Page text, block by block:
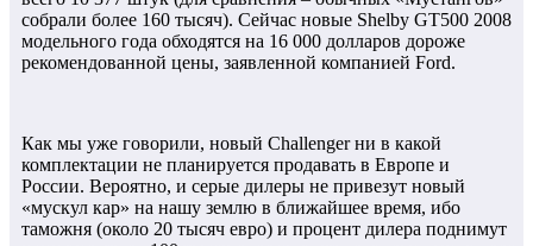
собрали более 160 тысяч). Сейчас новые Shelby GT500 2008
модельного года обходятся на 16 000 долларов дороже
рекомендованной цены, заявленной компанией Ford.
Как мы уже говорили, новый Challenger ни в какой
комплектации не планируется продавать в Европе и
России. Вероятно, и серые дилеры не привезут новый
«мускул кар» на нашу землю в ближайшее время, ибо
таможня (около 20 тысяч евро) и процент дилера поднимут